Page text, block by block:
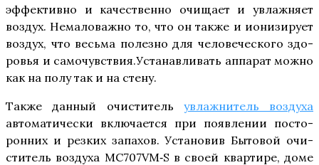
эффек­тив­но и каче­ствен­но очи­ща­ет и увлаж­ня­ет
воз­дух. Нема­ло­важ­но то, что он так­же и иони­зи­ру­ет
воз­дух, что весь­ма полез­но для чело­ве­че­ско­го здо­
ро­вья и самочувствия.Устанавливать аппа­рат мож­но
как на полу так и на стену.
Так­же дан­ный очи­сти­тель увлаж­ни­тель воз­ду­ха
авто­ма­ти­че­ски вклю­ча­ет­ся при появ­ле­нии посто­
рон­них и рез­ких запа­хов. Уста­но­вив Быто­вой очи­
сти­тель воз­ду­ха MC707VM‑S в сво­ей квар­ти­ре, доме